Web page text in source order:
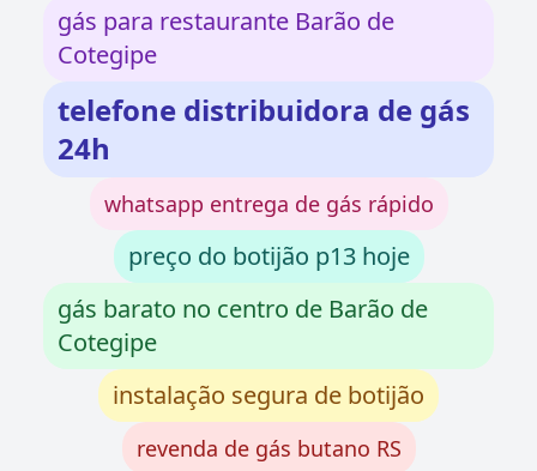
gás para restaurante Barão de
Cotegipe
telefone distribuidora de gás
24h
whatsapp entrega de gás rápido
preço do botijão p13 hoje
gás barato no centro de Barão de
Cotegipe
instalação segura de botijão
revenda de gás butano RS